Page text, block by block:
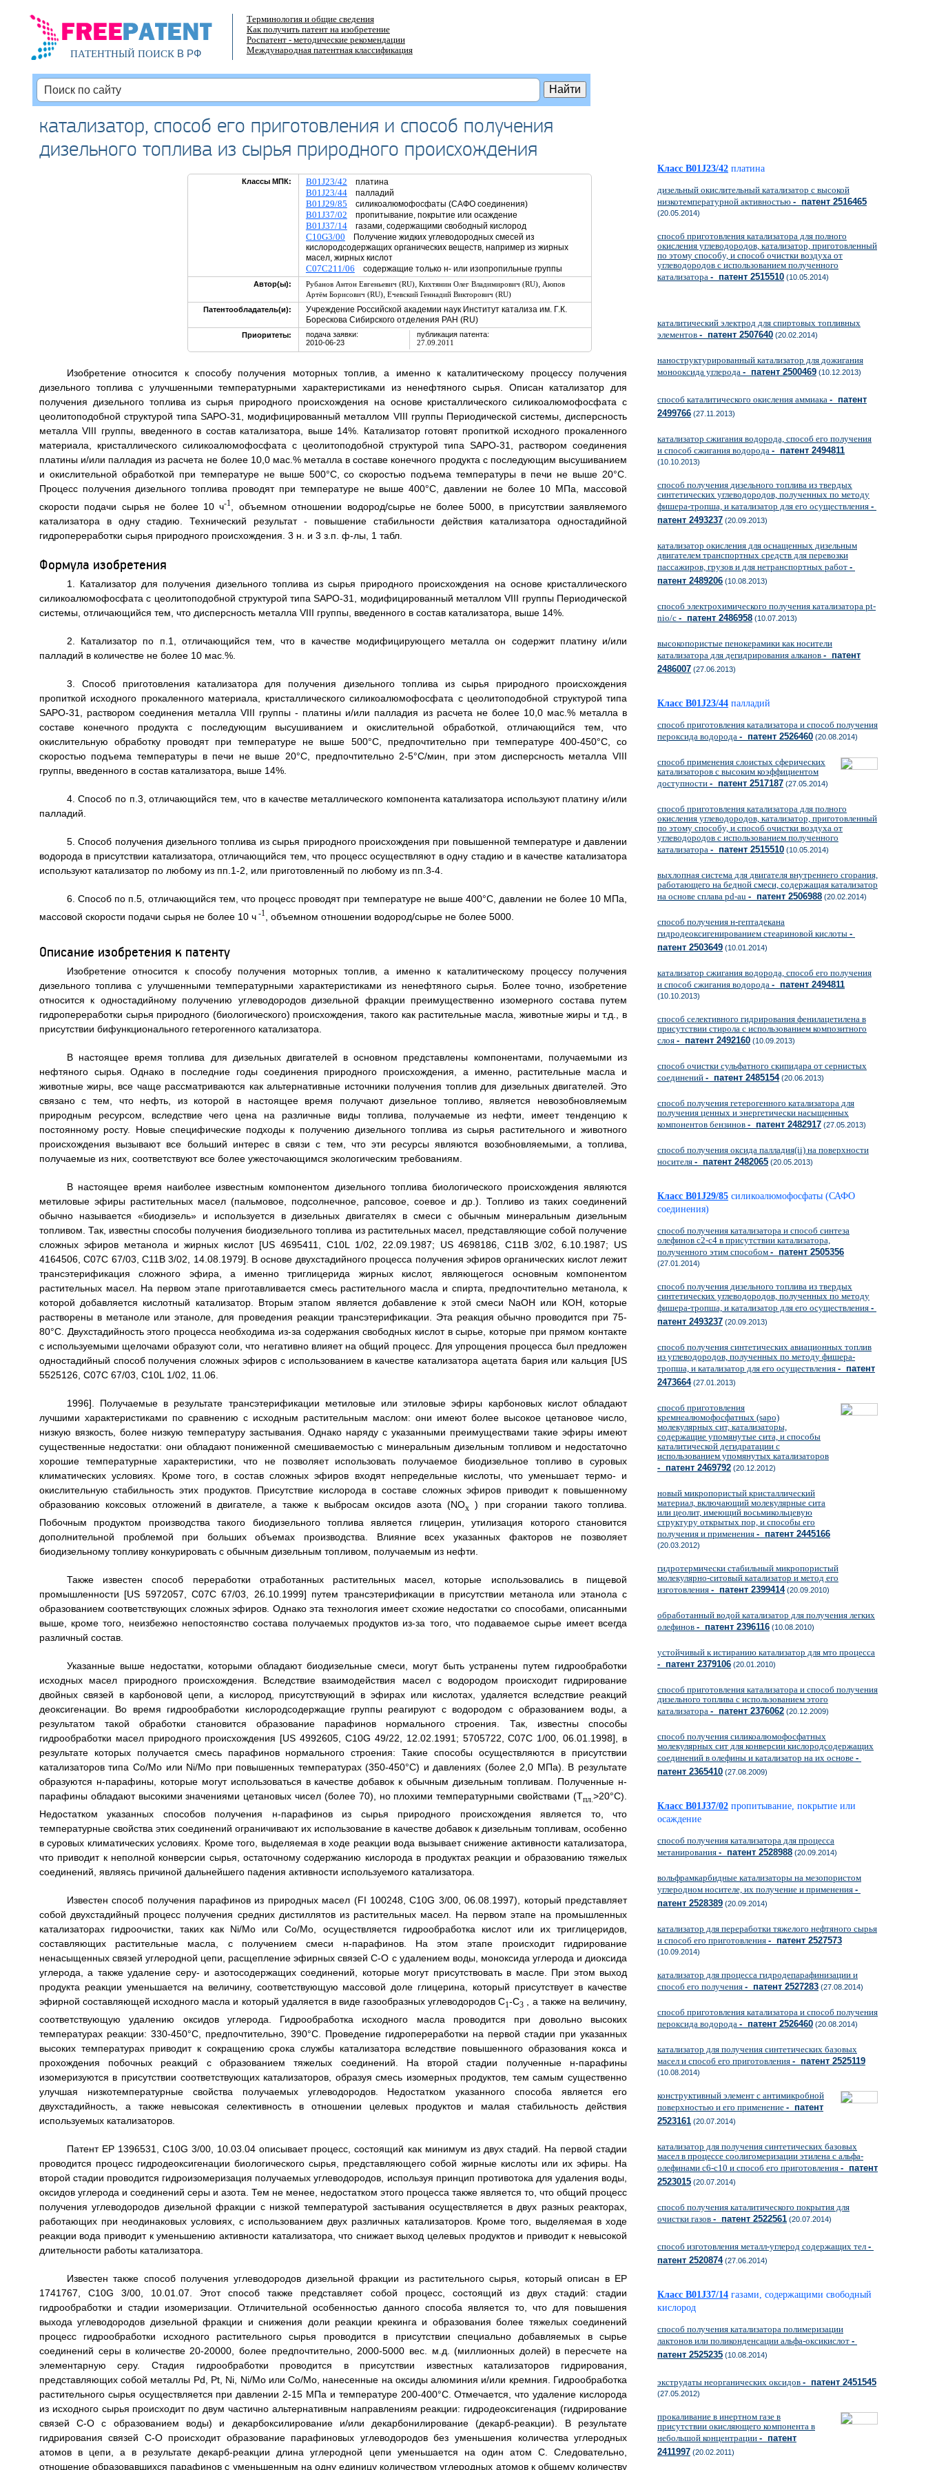
ПАТЕНТНЫЙ ПОИСКВ РФ
Терминология и общие сведения
Как получить патент на изобретение
Роспатент - методические рекомендации
Международная патентная классификация
катализатор, способ его приготовления и способ получения
дизельного топлива из сырья природного происхождения
Классы МПК: B01J23/42 платина
B01J23/44палладий
B01J29/85 силикоалюмофосфаты (САФО соединения)
B01J37/02 пропитывание, покрытие или осаждение
B01J37/14газами, содержащими свободный кислород
C10G3/00 Получение жидких углеводородных смесей из
кислородсодержащих органических веществ, например из жирных
масел, жирных кислот
C07C211/06 содержащие только н- или изопропильные группы
Автор(ы): Рубанов Антон Евгеньевич (RU), Кихтянин Олег Владимирович (RU), Аюпов
Артём Борисович (RU), Ечевский Геннадий Викторович (RU)
Патентообладатель(и):
Учреждение Российской академии наук Институт катализа им. Г.К.
Борескова Сибирского отделения РАН (RU)
Приоритеты:
подача заявки:
2010-06-23
публикация патента:
27.09.2011
Изобретение относится к способу получения моторных топлив, а именно к каталитическому процессу получения
дизельного топлива с улучшенными температурными характеристиками из ненефтяного сырья. Описан катализатор для
получения дизельного топлива из сырья природного происхождения на основе кристаллического силикоалюмофосфата с
цеолитоподобной структурой типа SAPO-31, модифицированный металлом VIII группы Периодической системы, дисперсность
металла VIII группы, введенного в состав катализатора, выше 14%. Катализатор готовят пропиткой исходного прокаленного
материала, кристаллического силикоалюмофосфата с цеолитоподобной структурой типа SAPO-31, раствором соединения
платины и/или палладия из расчета не более 10,0 мас.% металла в составе конечного продукта с последующим высушиванием
и окислительной обработкой при температуре не выше 500°С, со скоростью подъема температуры в печи не выше 20°С.
Процесс получения дизельного топлива проводят при температуре не выше 400°С, давлении не более 10 МПа, массовой
скорости подачи сырья не более 10 ч-1
, объемном отношении водород/сырье не более 5000, в присутствии заявляемого
катализатора в одну стадию. Технический результат - повышение стабильности действия катализатора одностадийной
гидропереработки сырья природного происхождения. 3 н. и 3 з.п. ф-лы, 1 табл.
Формула изобретения
1. Катализатор для получения дизельного топлива из сырья природного происхождения на основе кристаллического
силикоалюмофосфата с цеолитоподобной структурой типа SAPO-31, модифицированный металлом VIII группы Периодической
системы, отличающийся тем, что дисперсность металла VIII группы, введенного в состав катализатора, выше 14%.
2. Катализатор по п.1, отличающийся тем, что в качестве модифицирующего металла он содержит платину и/или
палладий в количестве не более 10 мас.%.
3. Способ приготовления катализатора для получения дизельного топлива из сырья природного происхождения
пропиткой исходного прокаленного материала, кристаллического силикоалюмофосфата с цеолитоподобной структурой типа
SАРО-31, раствором соединения металла VIII группы - платины и/или палладия из расчета не более 10,0 мас.% металла в
составе конечного продукта с последующим высушиванием и окислительной обработкой, отличающийся тем, что
окислительную обработку проводят при температуре не выше 500°С, предпочтительно при температуре 400-450°С, со
скоростью подъема температуры в печи не выше 20°С, предпочтительно 2-5°C/мин, при этом дисперсность металла VIII
группы, введенного в состав катализатора, выше 14%.
4. Способ по п.3, отличающийся тем, что в качестве металлического компонента катализатора используют платину и/или
палладий.
5. Способ получения дизельного топлива из сырья природного происхождения при повышенной температуре и давлении
водорода в присутствии катализатора, отличающийся тем, что процесс осуществляют в одну стадию и в качестве катализатора
используют катализатор по любому из пп.1-2, или приготовленный по любому из пп.3-4.
6. Способ по п.5, отличающийся тем, что процесс проводят при температуре не выше 400°С, давлении не более 10 МПа,
массовой скорости подачи сырья не более 10 ч-1, объемном отношении водород/сырье не более 5000.
Описание изобретения к патенту
Изобретение относится к способу получения моторных топлив, а именно к каталитическому процессу получения
дизельного топлива с улучшенными температурными характеристиками из ненефтяного сырья. Более точно, изобретение
относится к одностадийному получению углеводородов дизельной фракции преимущественно изомерного состава путем
гидропереработки сырья природного (биологического) происхождения, такого как растительные масла, животные жиры и т.д., в
присутствии бифункционального гетерогенного катализатора.
В настоящее время топлива для дизельных двигателей в основном представлены компонентами, получаемыми из
нефтяного сырья. Однако в последние годы соединения природного происхождения, а именно, растительные масла и
животные жиры, все чаще рассматриваются как альтернативные источники получения топлив для дизельных двигателей. Это
связано с тем, что нефть, из которой в настоящее время получают дизельное топливо, является невозобновляемым
природным ресурсом, вследствие чего цена на различные виды топлива, получаемые из нефти, имеет тенденцию к
постоянному росту. Новые специфические подходы к получению дизельного топлива из сырья растительного и животного
происхождения вызывают все больший интерес в связи с тем, что эти ресурсы являются возобновляемыми, а топлива,
получаемые из них, соответствуют все более ужесточающимся экологическим требованиям.
В настоящее время наиболее известным компонентом дизельного топлива биологического происхождения являются
метиловые эфиры растительных масел (пальмовое, подсолнечное, рапсовое, соевое и др.). Топливо из таких соединений
обычно называется «биодизель» и используется в дизельных двигателях в смеси с обычным минеральным дизельным
топливом. Так, известны способы получения биодизельного топлива из растительных масел, представляющие собой получение
сложных эфиров метанола и жирных кислот [US 4695411, C10L 1/02, 22.09.1987; US 4698186, C11B 3/02, 6.10.1987; US
4164506, C07C 67/03, C11B 3/02, 14.08.1979]. В основе двухстадийного процесса получения эфиров органических кислот лежит
трансэтерификация сложного эфира, а именно триглицерида жирных кислот, являющегося основным компонентом
растительных масел. На первом этапе приготавливается смесь растительного масла и спирта, предпочтительно метанола, к
которой добавляется кислотный катализатор. Вторым этапом является добавление к этой смеси NaOH или КОН, которые
растворены в метаноле или этаноле, для проведения реакции трансэтерификации. Эта реакция обычно проводится при 75-
80°С. Двухстадийность этого процесса необходима из-за содержания свободных кислот в сырье, которые при прямом контакте
с используемыми щелочами образуют соли, что негативно влияет на общий процесс. Для упрощения процесса был предложен
одностадийный способ получения сложных эфиров с использованием в качестве катализатора ацетата бария или кальция [US
5525126, С07С 67/03, C10L 1/02, 11.06.
1996]. Получаемые в результате трансэтерификации метиловые или этиловые эфиры карбоновых кислот обладают
лучшими характеристиками по сравнению с исходным растительным маслом: они имеют более высокое цетановое число,
низкую вязкость, более низкую температуру застывания. Однако наряду с указанными преимуществами такие эфиры имеют
существенные недостатки: они обладают пониженной смешиваемостью с минеральным дизельным топливом и недостаточно
хорошие температурные характеристики, что не позволяет использовать получаемое биодизельное топливо в суровых
климатических условиях. Кроме того, в состав сложных эфиров входят непредельные кислоты, что уменьшает термо- и
окислительную стабильность этих продуктов. Присутствие кислорода в составе сложных эфиров приводит к повышенному
образованию коксовых отложений в двигателе, а также к выбросам оксидов азота (NOx
) при сгорании такого топлива.
Побочным продуктом производства такого биодизельного топлива является глицерин, утилизация которого становится
дополнительной проблемой при больших объемах производства. Влияние всех указанных факторов не позволяет
биодизельному топливу конкурировать с обычным дизельным топливом, получаемым из нефти.
Также известен способ переработки отработанных растительных масел, которые использовались в пищевой
промышленности [US 5972057, С07С 67/03, 26.10.1999] путем трансэтерификации в присутствии метанола или этанола с
образованием соответствующих сложных эфиров. Однако эта технология имеет схожие недостатки со способами, описанными
выше, кроме того, неизбежно непостоянство состава получаемых продуктов из-за того, что подаваемое сырье имеет всегда
различный состав.
Указанные выше недостатки, которыми обладают биодизельные смеси, могут быть устранены путем гидрообработки
исходных масел природного происхождения. Вследствие взаимодействия масел с водородом происходит гидрирование
двойных связей в карбоновой цепи, а кислород, присутствующий в эфирах или кислотах, удаляется вследствие реакций
деоксигенации. Во время гидрообработки кислородсодержащие группы реагируют с водородом с образованием воды, а
результатом такой обработки становится образование парафинов нормального строения. Так, известны способы
гидрообработки масел природного происхождения [US 4992605, C10G 49/22, 12.02.1991; 5705722, C07C 1/00, 06.01.1998], в
результате которых получается смесь парафинов нормального строения: Такие способы осуществляются в присутствии
катализаторов типа Со/Мо или Ni/Mo при повышенных температурах (350-450°С) и давлениях (более 2,0 МПа). В результате
образуются н-парафины, которые могут использоваться в качестве добавок к обычным дизельным топливам. Полученные н-
парафины обладают высокими значениями цетановых чисел (более 70), но плохими температурными свойствами (Тпл.>20°С).
Недостатком указанных способов получения н-парафинов из сырья природного происхождения является то, что
температурные свойства этих соединений ограничивают их использование в качестве добавок к дизельным топливам, особенно
в суровых климатических условиях. Кроме того, выделяемая в ходе реакции вода вызывает снижение активности катализатора,
что приводит к неполной конверсии сырья, остаточному содержанию кислорода в продуктах реакции и образованию тяжелых
соединений, являясь причиной дальнейшего падения активности используемого катализатора.
Известен способ получения парафинов из природных масел (FI 100248, C10G 3/00, 06.08.1997), который представляет
собой двухстадийный процесс получения средних дистиллятов из растительных масел. На первом этапе на промышленных
катализаторах гидроочистки, таких как Ni/Mo или Со/Мо, осуществляется гидрообработка кислот или их триглицеридов,
составляющих растительные масла, с получением смеси н-парафинов. На этом этапе происходит гидрирование
ненасыщенных связей углеродной цепи, расщепление эфирных связей С-О с удалением воды, моноксида углерода и диоксида
углерода, а также удаление серу- и азотосодержащих соединений, которые могут присутствовать в масле. При этом выход
продукта реакции уменьшается на величину, соответствующую массовой доле глицерина, который присутствует в качестве
эфирной составляющей исходного масла и который удаляется в виде газообразных углеводородов C1-С3
, а также на величину,
соответствующую удалению оксидов углерода. Гидрообработка исходного масла проводится при довольно высоких
температурах реакции: 330-450°С, предпочтительно, 390°С. Проведение гидропереработки на первой стадии при указанных
высоких температурах приводит к сокращению срока службы катализатора вследствие повышенного образования кокса и
прохождения побочных реакций с образованием тяжелых соединений. На второй стадии полученные н-парафины
изомеризуются в присутствии соответствующих катализаторов, образуя смесь изомерных продуктов, тем самым существенно
улучшая низкотемпературные свойства получаемых углеводородов. Недостатком указанного способа является его
двухстадийность, а также невысокая селективность в отношении целевых продуктов и малая стабильность действия
используемых катализаторов.
Патент ЕР 1396531, C10G 3/00, 10.03.04 описывает процесс, состоящий как минимум из двух стадий. На первой стадии
проводится процесс гидродеоксигенации биологического сырья, представляющего собой жирные кислоты или их эфиры. На
второй стадии проводится гидроизомеризация получаемых углеводородов, используя принцип противотока для удаления воды,
оксидов углерода и соединений серы и азота. Тем не менее, недостатком этого процесса также является то, что общий процесс
получения углеводородов дизельной фракции с низкой температурой застывания осуществляется в двух разных реакторах,
работающих при неодинаковых условиях, с использованием двух различных катализаторов. Кроме того, выделяемая в ходе
реакции вода приводит к уменьшению активности катализатора, что снижает выход целевых продуктов и приводит к невысокой
длительности работы катализатора.
Известен также способ получения углеводородов дизельной фракции из растительного сырья, который описан в ЕР
1741767, C10G 3/00, 10.01.07. Этот способ также представляет собой процесс, состоящий из двух стадий: стадии
гидрообработки и стадии изомеризации. Отличительной особенностью данного способа является то, что для повышения
выхода углеводородов дизельной фракции и снижения доли реакции крекинга и образования более тяжелых соединений
процесс гидрообработки исходного растительного сырья проводится в присутствии специально добавляемых в сырье
соединений серы в количестве 20-20000, более предпочтительно, 2000-5000 вес. м.д. (миллионных долей) в пересчете на
элементарную серу. Стадия гидрообработки проводится в присутствии известных катализаторов гидрирования,
представляющих собой металлы Pd, Pt, Ni, Ni/Mo или Со/Мо, нанесенные на оксиды алюминия и/или кремния. Гидрообработка
растительного сырья осуществляется при давлении 2-15 МПа и температуре 200-400°С. Отмечается, что удаление кислорода
из исходного сырья происходит по двум частично альтернативным направлениям реакции: гидродеоксигенация (гидрирование
связей С-О с образованием воды) и декарбоксилирование и/или декарбонилирование (декарб-реакции). В результате
гидрирования связей С-О происходит образование парафиновых углеводородов без уменьшения количества углеродных
атомов в цепи, а в результате декарб-реакции длина углеродной цепи уменьшается на один атом С. Следовательно,
отношение образовавшихся парафинов с уменьшенным на одну единицу количеством углеродных атомов к общему количеству
Класс B01J23/42 платина
дизельный окислительный катализатор с высокой
низкотемпературной активностью - патент 2516465
(20.05.2014)
способ приготовления катализатора для полного
окисления углеводородов, катализатор, приготовленный
по этому способу, и способ очистки воздуха от
углеводородов с использованием полученного
катализатора - патент 2515510 (10.05.2014)
каталитический электрод для спиртовых топливных
элементов - патент 2507640 (20.02.2014)
наноструктурированный катализатор для дожигания
монооксида углерода - патент 2500469 (10.12.2013)
способ каталитического окисления аммиака - патент
2499766 (27.11.2013)
катализатор сжигания водорода, способ его получения
и способ сжигания водорода - патент 2494811
(10.10.2013)
способ получения дизельного топлива из твердых
синтетических углеводородов, полученных по методу
фишера-тропша, и катализатор для его осуществления -
патент 2493237 (20.09.2013)
катализатор окисления для оснащенных дизельным
двигателем транспортных средств для перевозки
пассажиров, грузов и для нетранспортных работ -
патент 2489206 (10.08.2013)
способ электрохимического получения катализатора pt-
nio/c - патент 2486958 (10.07.2013)
высокопористые пенокерамики как носители
катализатора для дегидрирования алканов - патент
2486007 (27.06.2013)
Класс B01J23/44 палладий
способ приготовления катализатора и способ получения
пероксида водорода - патент 2526460 (20.08.2014)
способ применения слоистых сферических
катализаторов с высоким коэффициентом
доступности - патент 2517187 (27.05.2014)
способ приготовления катализатора для полного
окисления углеводородов, катализатор, приготовленный
по этому способу, и способ очистки воздуха от
углеводородов с использованием полученного
катализатора - патент 2515510 (10.05.2014)
выхлопная система для двигателя внутреннего сгорания,
работающего на бедной смеси, содержащая катализатор
на основе сплава pd-au - патент 2506988 (20.02.2014)
способ получения н-гептадекана
гидродеоксигенированием стеариновой кислоты -
патент 2503649 (10.01.2014)
катализатор сжигания водорода, способ его получения
и способ сжигания водорода - патент 2494811
(10.10.2013)
способ селективного гидрирования фенилацетилена в
присутствии стирола с использованием композитного
слоя - патент 2492160 (10.09.2013)
способ очистки сульфатного скипидара от сернистых
соединений - патент 2485154(20.06.2013)
способ получения гетерогенного катализатора для
получения ценных и энергетически насыщенных
компонентов бензинов - патент 2482917 (27.05.2013)
способ получения оксида палладия(ii) на поверхности
носителя - патент 2482065 (20.05.2013)
Класс B01J29/85 силикоалюмофосфаты (САФО
соединения)
способ получения катализатора и способ синтеза
олефинов c2-c4 в присутствии катализатора,
полученного этим способом - патент 2505356
(27.01.2014)
способ получения дизельного топлива из твердых
синтетических углеводородов, полученных по методу
фишера-тропша, и катализатор для его осуществления -
патент 2493237 (20.09.2013)
способ получения синтетических авиационных топлив
из углеводородов, полученных по методу фишера-
тропша, и катализатор для его осуществления - патент
2473664(27.01.2013)
способ приготовления
кремнеалюмофосфатных (sapo)
молекулярных сит, катализаторы,
содержащие упомянутые сита, и способы
каталитической дегидратации с
использованием упомянутых катализаторов
- патент 2469792 (20.12.2012)
новый микропористый кристаллический
материал, включающий молекулярные сита
или цеолит, имеющий восьмикольцевую
структуру открытых пор, и способы его
получения и применения - патент 2445166
(20.03.2012)
гидротермически стабильный микропористый
молекулярно-ситовый катализатор и метод его
изготовления - патент 2399414(20.09.2010)
обработанный водой катализатор для получения легких
олефинов - патент 2396116 (10.08.2010)
устойчивый к истиранию катализатор для мто процесса
- патент 2379106 (20.01.2010)
способ приготовления катализатора и способ получения
дизельного топлива с использованием этого
катализатора - патент 2376062 (20.12.2009)
способ получения силикоалюмофосфатных
молекулярных сит для конверсии кислородсодержащих
соединений в олефины и катализатор на их основе -
патент 2365410 (27.08.2009)
Класс B01J37/02 пропитывание, покрытие или
осаждение
способ получения катализатора для процесса
метанирования - патент 2528988 (20.09.2014)
вольфрамкарбидные катализаторы на мезопористом
углеродном носителе, их получение и применения -
патент 2528389 (20.09.2014)
катализатор для переработки тяжелого нефтяного сырья
и способ его приготовления - патент 2527573
(10.09.2014)
катализатор для процесса гидродепарафинизации и
способ его получения - патент 2527283 (27.08.2014)
способ приготовления катализатора и способ получения
пероксида водорода - патент 2526460 (20.08.2014)
катализатор для получения синтетических базовых
масел и способ его приготовления - патент 2525119
(10.08.2014)
конструктивный элемент с антимикробной
поверхностью и его применение - патент
2523161 (20.07.2014)
катализатор для получения синтетических базовых
масел в процессе соолигомеризации этилена с альфа-
олефинами с6-с10 и способ его приготовления - патент
2523015 (20.07.2014)
способ получения каталитического покрытия для
очистки газов - патент 2522561 (20.07.2014)
способ изготовления металл-углерод содержащих тел -
патент 2520874(27.06.2014)
Класс B01J37/14 газами, содержащими свободный
кислород
способ получения катализатора полимеризации
лактонов или поликонденсации альфа-оксикислот -
патент 2525235 (10.08.2014)
экструдаты неорганических оксидов - патент 2451545
(27.05.2012)
прокаливание в инертном газе в
присутствии окисляющего компонента в
небольшой концентрации - патент
2411997 (20.02.2011)